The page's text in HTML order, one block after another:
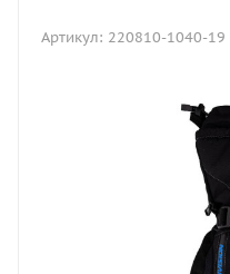
Артикул: 220810-1040-19